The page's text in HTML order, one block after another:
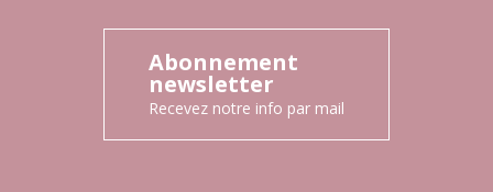
Abonnement
newsletter
Recevez notre info par mail